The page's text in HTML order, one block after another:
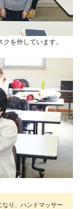
を外しています。
り、ハンドマッサー